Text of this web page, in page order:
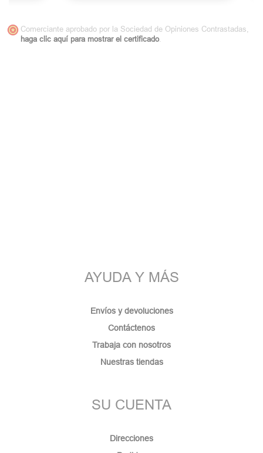
Comerciante aprobado por la Sociedad de Opiniones Contrastadas,
haga clic aquí para mostrar el certificado.
AYUDA Y MÁS
Envíos y devoluciones
Contáctenos
Trabaja con nosotros
Nuestras tiendas
SU CUENTA
Direcciones